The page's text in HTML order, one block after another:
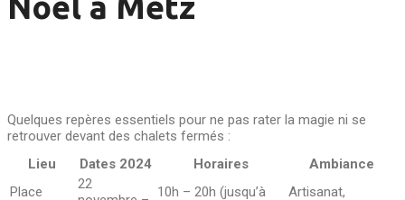
Quelques repères essentiels pour ne pas rater la magie ni se
retrouver devant des chalets fermés :
Lieu
Dates 2024 Horaires
Ambiance
Place
22
10h – 20h (jusqu’à
Artisanat,